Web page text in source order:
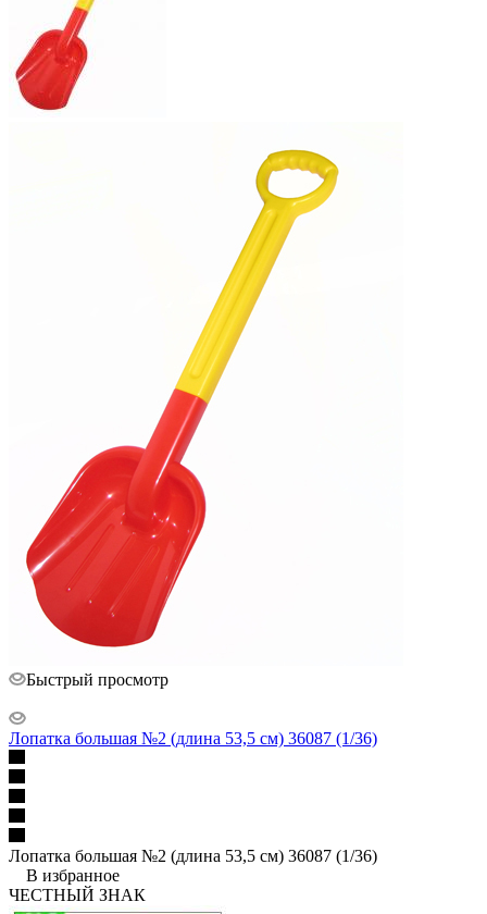
Быстрый просмотр
Лопатка большая №2 (длина 53,5 см) 36087 (1/36)
Лопатка большая №2 (длина 53,5 см) 36087 (1/36)
В избранное
ЧЕСТНЫЙ ЗНАК